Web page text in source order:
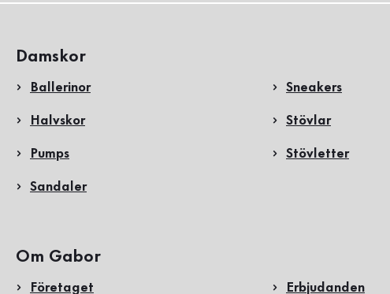
Damskor
Ballerinor
Halvskor
Pumps
Sandaler
Sneakers
Stövlar
Stövletter
Om Gabor
Företaget Erbjudanden